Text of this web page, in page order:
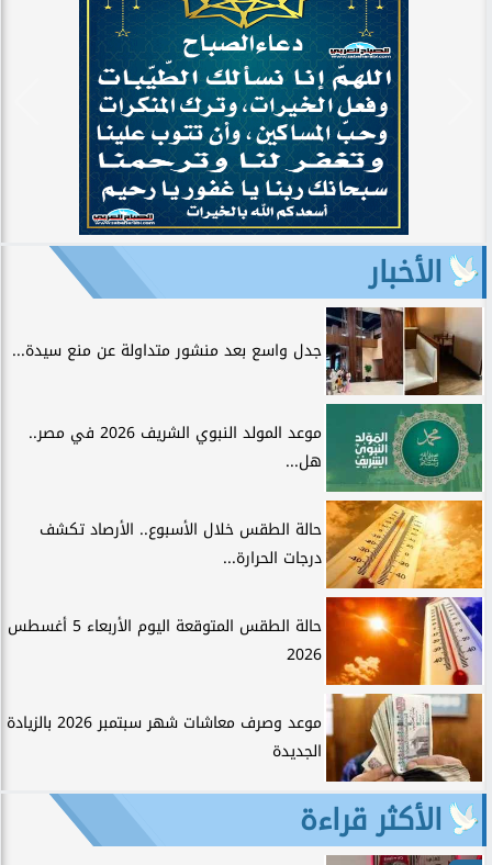
الأخبار
جدل واسع بعد منشور متداولة عن منع سيدة...
موعد المولد النبوي الشريف 2026 في مصر..
هل...
حالة الطقس خلال الأسبوع.. الأرصاد تكشف
درجات الحرارة...
حالة الطقس المتوقعة اليوم الأربعاء 5 أغسطس
2026
موعد وصرف معاشات شهر سبتمبر 2026 بالزيادة
الجديدة
الأكثر قراءة